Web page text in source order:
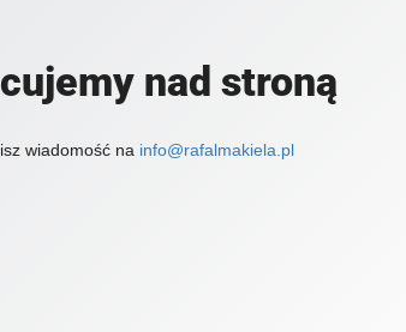
nad stroną
wiadomość na info@rafalmakiela.pl